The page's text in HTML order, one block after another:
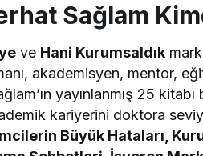
Sağlam
ve Hani Kurumsaldık
akademisyen, mentor,
yayınlanmış 25
kariyerini doktora
Büyük Hataları,